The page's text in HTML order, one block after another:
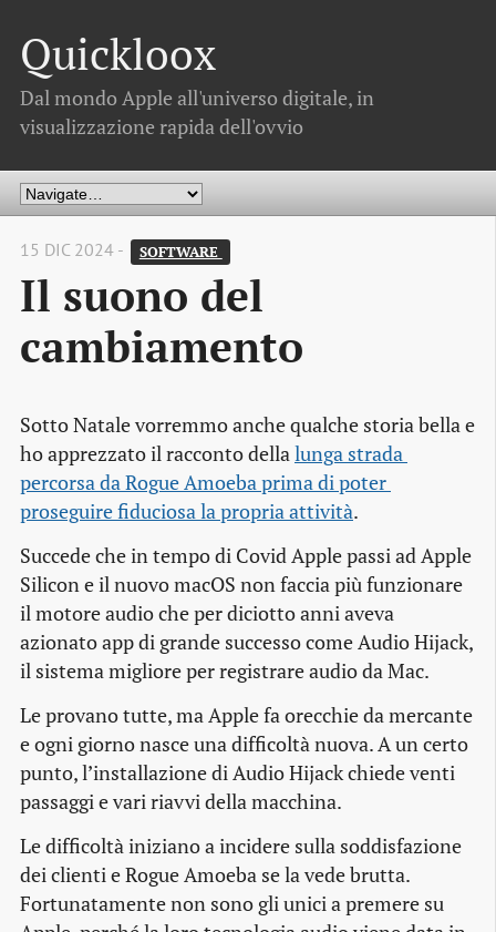
Quickloox
Dal mondo Apple all'universo digitale, in
visualizzazione rapida dell'ovvio
15 DIC 2024 - SOFTWARE
Il suono del
cambiamento
Sotto Natale vorremmo anche qualche storia bella e
ho apprezzato il racconto dellalunga strada
percorsa da Rogue Amoeba prima di poter
proseguire fiduciosa la propria attività.
Succede che in tempo di Covid Apple passi ad Apple
Silicon e il nuovo macOS non faccia più funzionare
il motore audio che per diciotto anni aveva
azionato app di grande successo come Audio Hijack,
il sistema migliore per registrare audio da Mac.
Le provano tutte, ma Apple fa orecchie da mercante
e ogni giorno nasce una difficoltà nuova. A un certo
punto, l’installazione di Audio Hijack chiede venti
passaggi e vari riavvi della macchina.
Le difficoltà iniziano a incidere sulla soddisfazione
dei clienti e Rogue Amoeba se la vede brutta.
Fortunatamente non sono gli unici a premere su